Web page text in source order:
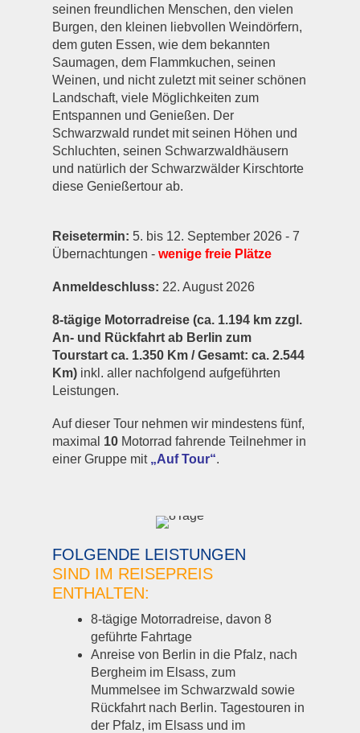
seinen freundlichen Menschen, den vielen
Burgen, den kleinen liebvollen Weindörfern,
dem guten Essen, wie dem bekannten
Saumagen, dem Flammkuchen, seinen
Weinen, und nicht zuletzt mit seiner schönen
Landschaft, viele Möglichkeiten zum
Entspannen und Genießen. Der
Schwarzwald rundet mit seinen Höhen und
Schluchten, seinen Schwarzwaldhäusern
und natürlich der Schwarzwälder Kirschtorte
diese Genießertour ab.
Reisetermin: 5. bis 12. September 2026 - 7
Übernachtungen - wenige freie Plätze
Anmeldeschluss: 22. August 2026
8-tägige Motorradreise (ca. 1.194 km zzgl.
An- und Rückfahrt ab Berlin zum
Tourstart ca. 1.350 Km / Gesamt: ca. 2.544
Km) inkl. aller nachfolgend aufgeführten
Leistungen.
Auf dieser Tour nehmen wir mindestens fünf,
maximal 10 Motorrad fahrende Teilnehmer in
einer Gruppe mit „Auf Tour“.
FOLGENDE LEISTUNGEN
SIND IM REISEPREIS
ENTHALTEN:
8-tägige Motorradreise, davon 8
geführte Fahrtage
Anreise von Berlin in die Pfalz, nach
Bergheim im Elsass, zum
Mummelsee im Schwarzwald sowie
Rückfahrt nach Berlin. Tagestouren in
der Pfalz, im Elsass und im